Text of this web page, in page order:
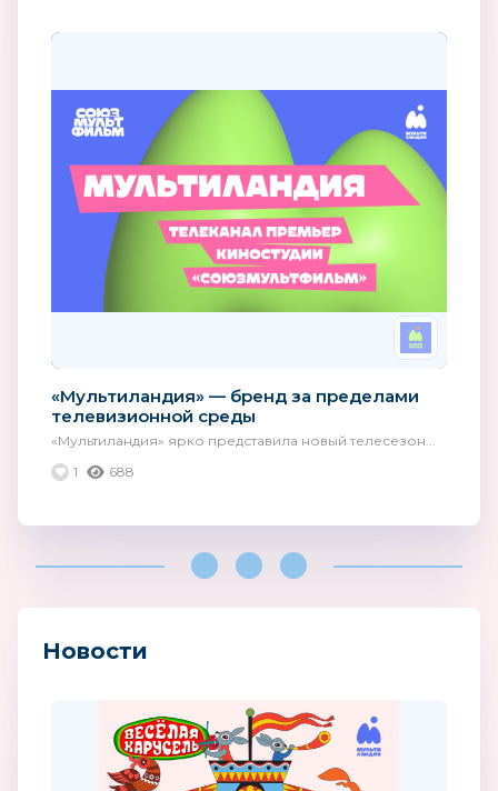
«Мультиландия» — бренд за пределами
телевизионной среды
«Мультиландия» ярко представила новый телесезон...
1
688
Новости